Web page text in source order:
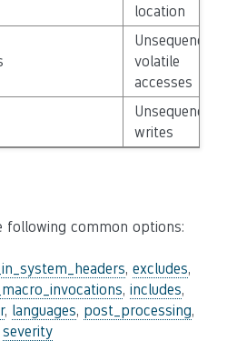
location
Unsequenced
volatile
accesses
Unsequenced
writes
following common options:
, excludes,
, includes,
, languages, post_processing,
severity